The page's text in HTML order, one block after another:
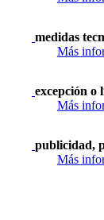
medidas
Más
excepción o
Más
publicidad,
Más